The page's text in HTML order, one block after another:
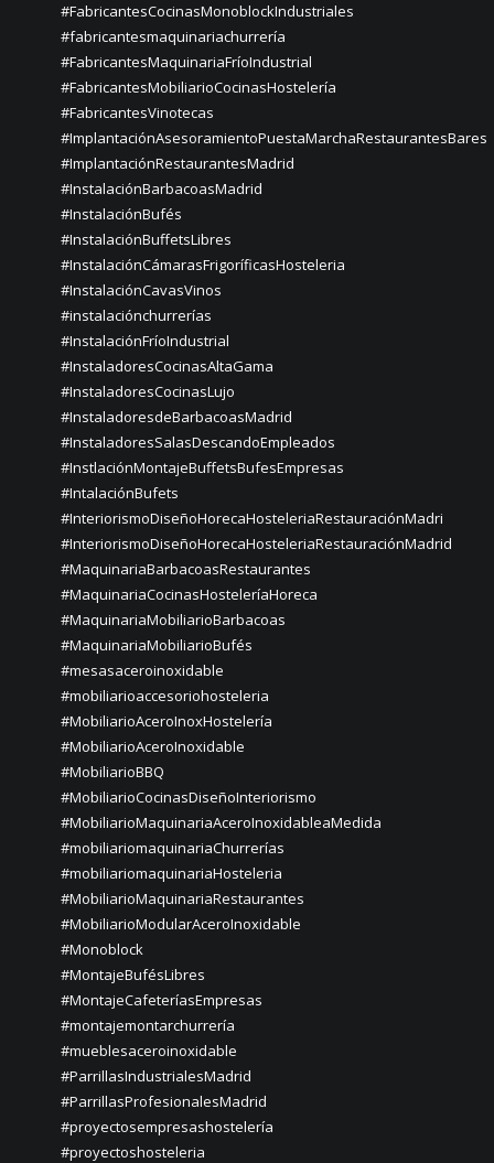
#FabricantesCocinasMonoblockIndustriales
#fabricantesmaquinariachurrería
#FabricantesMaquinariaFríoIndustrial
#FabricantesMobiliarioCocinasHostelería
#FabricantesVinotecas
#ImplantaciónAsesoramientoPuestaMarchaRestaurantesBares
#ImplantaciónRestaurantesMadrid
#InstalaciónBarbacoasMadrid
#InstalaciónBufés
#InstalaciónBuffetsLibres
#InstalaciónCámarasFrigoríficasHosteleria
#InstalaciónCavasVinos
#instalaciónchurrerías
#InstalaciónFríoIndustrial
#InstaladoresCocinasAltaGama
#InstaladoresCocinasLujo
#InstaladoresdeBarbacoasMadrid
#InstaladoresSalasDescandoEmpleados
#InstlaciónMontajeBuffetsBufesEmpresas
#IntalaciónBufets
#InteriorismoDiseñoHorecaHosteleriaRestauraciónMadri
#InteriorismoDiseñoHorecaHosteleriaRestauraciónMadrid
#MaquinariaBarbacoasRestaurantes
#MaquinariaCocinasHosteleríaHoreca
#MaquinariaMobiliarioBarbacoas
#MaquinariaMobiliarioBufés
#mesasaceroinoxidable
#mobiliarioaccesoriohosteleria
#MobiliarioAceroInoxHostelería
#MobiliarioAceroInoxidable
#MobiliarioBBQ
#MobiliarioCocinasDiseñoInteriorismo
#MobiliarioMaquinariaAceroInoxidableaMedida
#mobiliariomaquinariaChurrerías
#mobiliariomaquinariaHosteleria
#MobiliarioMaquinariaRestaurantes
#MobiliarioModularAceroInoxidable
#Monoblock
#MontajeBufésLibres
#MontajeCafeteríasEmpresas
#montajemontarchurrería
#mueblesaceroinoxidable
#ParrillasIndustrialesMadrid
#ParrillasProfesionalesMadrid
#proyectosempresashostelería
#proyectoshosteleria